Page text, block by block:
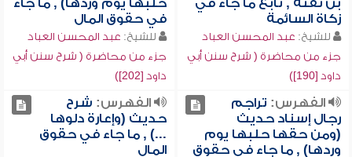
بن ثفنة , تابع ما جاء في
زكاة السائمة
للشيخ: عبد المحسن العباد
جزء من محاضرة ( شرح سنن أبي
داود [190])
حلبها يوم وردها) , ما جاء
في حقوق المال
للشيخ: عبد المحسن العباد
جزء من محاضرة ( شرح سنن أبي
داود [202])
الفهرس: تراجم
رجال إسناد حديث
(ومن حقها حلبها يوم
وردها) , ما جاء في حقوق
الفهرس: شرح
حديث (وإعارة دلوها
...) , ما جاء في حقوق
المال